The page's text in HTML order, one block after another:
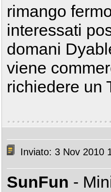
rimango
interessati
domani
viene
richiedere un
Inviato: 3 Nov 2010
SunFun -